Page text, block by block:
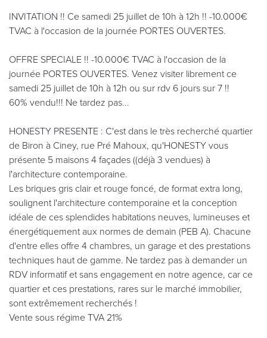
INVITATION !! Ce samedi 25 juillet de 10h à 12h !! -10.000€
TVAC à l'occasion de la journée PORTES OUVERTES.
OFFRE SPECIALE !! -10.000€ TVAC à l'occasion de la
journée PORTES OUVERTES. Venez visiter librement ce
samedi 25 juillet de 10h à 12h ou sur rdv 6 jours sur 7 !!
60% vendu!!! Ne tardez pas...
HONESTY PRESENTE : C'est dans le très recherché quartier
de Biron à Ciney, rue Pré Mahoux, qu'HONESTY vous
présente 5 maisons 4 façades ((déjà 3 vendues) à
l'architecture contemporaine.
Les briques gris clair et rouge foncé, de format extra long,
soulignent l'architecture contemporaine et la conception
idéale de ces splendides habitations neuves, lumineuses et
énergétiquement aux normes de demain (PEB A). Chacune
d'entre elles offre 4 chambres, un garage et des prestations
techniques haut de gamme. Ne tardez pas à demander un
RDV informatif et sans engagement en notre agence, car ce
quartier et ces prestations, rares sur le marché immobilier,
sont extrêmement recherchés !
Vente sous régime TVA 21%